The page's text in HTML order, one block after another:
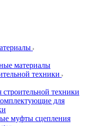
материалы
техники
строительной техники
для
муфты сцепления